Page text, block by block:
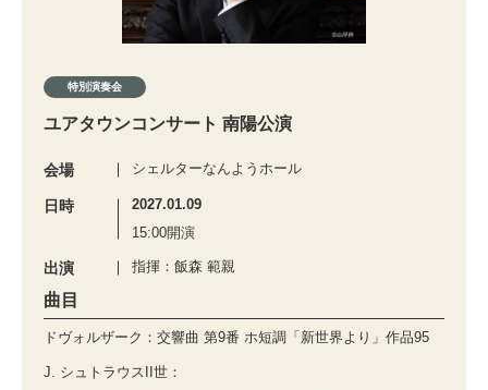
特別演奏会
ユアタウンコンサート 南陽公演
会場 シェルターなんようホール
日時
2027.01.09
15:00開演
出演 指揮：飯森 範親
曲目
ドヴォルザーク：交響曲 第9番 ホ短調「新世界より」作品95
J. シュトラウスII世：